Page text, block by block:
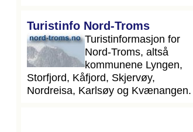
Turistinfo Nord-Troms
Turistinformasjon for
Nord-Troms, altså
kommunene Lyngen,
Storfjord, Kåfjord, Skjervøy,
Nordreisa, Karlsøy og Kvænangen.